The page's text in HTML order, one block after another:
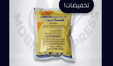
تخفيضات!
تخفيضات!